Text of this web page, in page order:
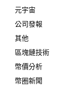
元宇宙
公司發報
其他
區塊鏈技術
幣價分析
幣圈新聞